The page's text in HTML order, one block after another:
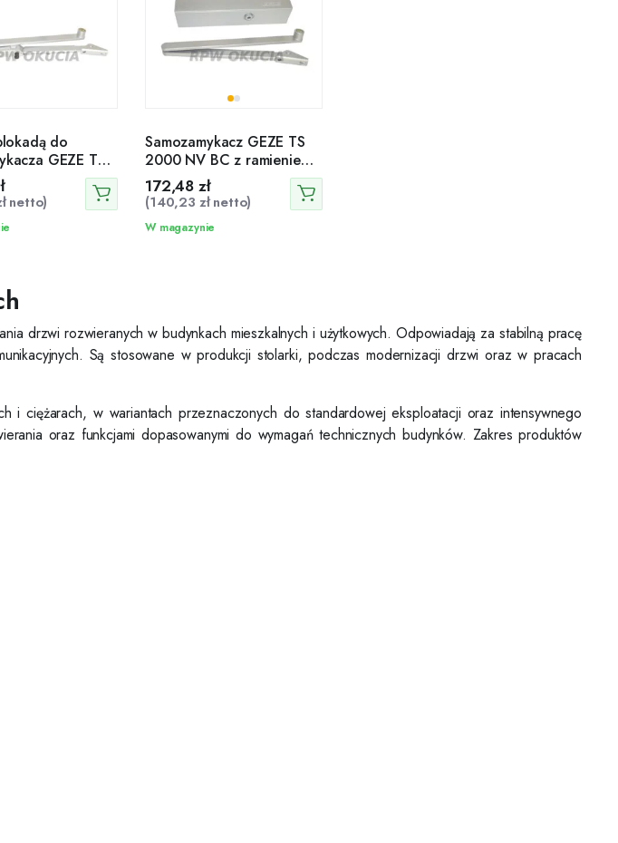
do
GEZE TS
4000 srebrne
netto)
Samozamykacz GEZE TS
2000 NV BC z ramieniem
srebrny
172,48 zł
(140,23 złnetto)
W magazynie
drzwi rozwieranych w budynkach mieszkalnych i użytkowych. Odpowiadają za stabilną pracę
Są stosowane w produkcji stolarki, podczas modernizacji drzwi oraz w pracach
ciężarach, w wariantach przeznaczonych do standardowej eksploatacji oraz intensywnego
oraz funkcjami dopasowanymi do wymagań technicznych budynków. Zakres produktów